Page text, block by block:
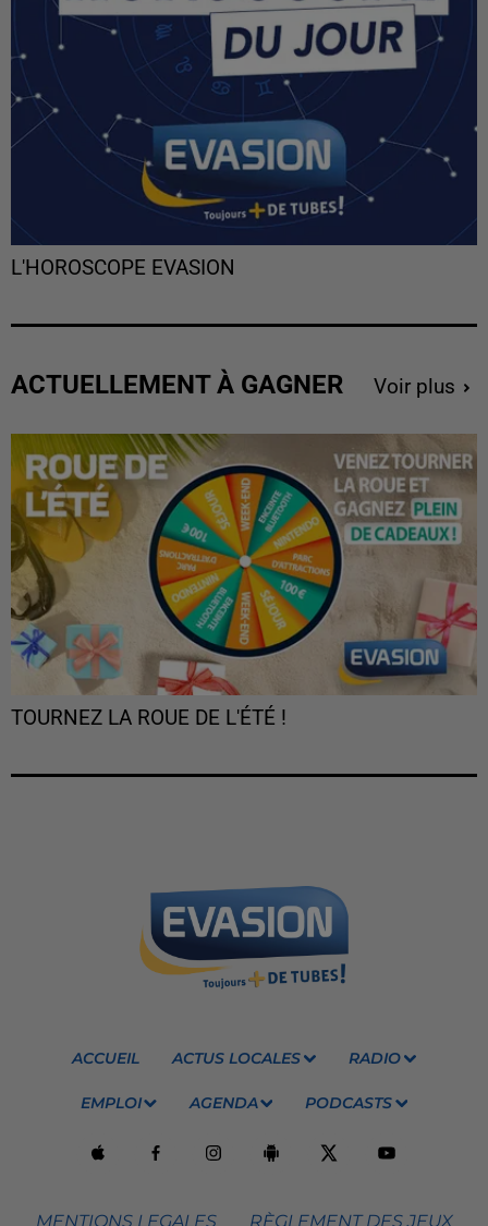
L'HOROSCOPE EVASION
ACTUELLEMENT À GAGNER Voir plus
TOURNEZ LA ROUE DE L'ÉTÉ !
ACCUEIL ACTUS LOCALES RADIO
EMPLOI AGENDA PODCASTS
MENTIONS LEGALES RÈGLEMENT DES JEUX